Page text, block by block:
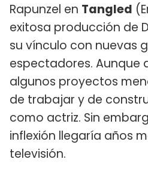
Rapunzel en Tangled
exitosa producción de
su vínculo con nuevas
espectadores. Aunque
algunos proyectos
de trabajar y de
como actriz. Sin
inflexión llegaría años
televisión.